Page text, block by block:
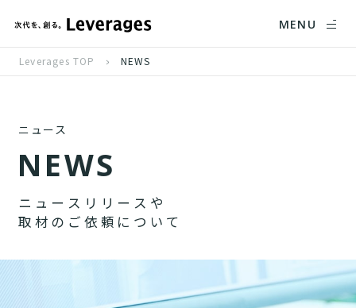
MENU
Leverages TOP NEWS
ニュース
NEWS
ニ ュ ー ス リ リ ー ス や
取 材 の ご 依 頼 に つ い て